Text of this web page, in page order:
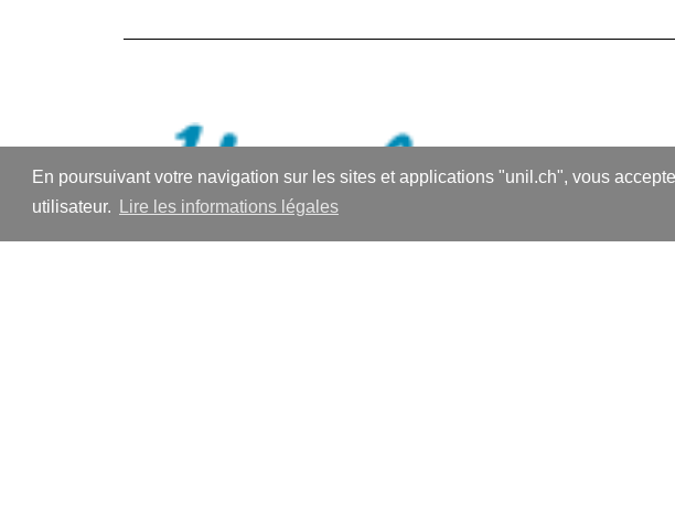
En poursuivant votre navigation sur les sites et applications "unil.ch", vous
utilisateur.
Lire les informations légales